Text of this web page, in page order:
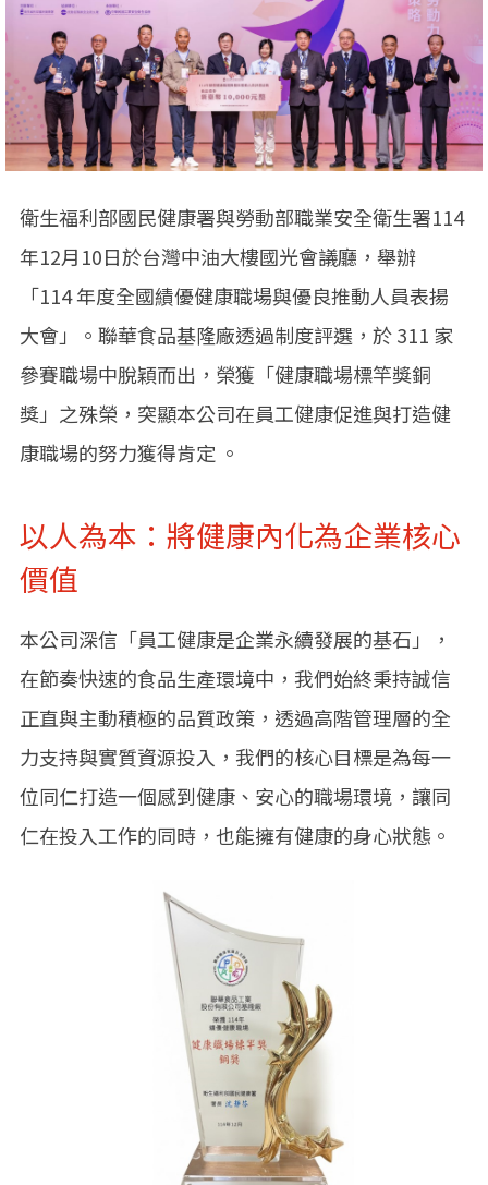
衛生福利部國民健康署與勞動部職業安全衛生署114
年12月10日於台灣中油大樓國光會議廳，舉辦
「114 年度全國績優健康職場與優良推動人員表揚
大會」。聯華食品基隆廠透過制度評選，於 311 家
參賽職場中脫穎而出，榮獲「健康職場標竿獎銅
獎」之殊榮，突顯本公司在員工健康促進與打造健
康職場的努力獲得肯定 。
以人為本：將健康內化為企業核心
價值
本公司深信「員工健康是企業永續發展的基石」，
在節奏快速的食品生產環境中，我們始終秉持誠信
正直與主動積極的品質政策，透過高階管理層的全
力支持與實質資源投入，我們的核心目標是為每一
位同仁打造一個感到健康、安心的職場環境，讓同
仁在投入工作的同時，也能擁有健康的身心狀態。